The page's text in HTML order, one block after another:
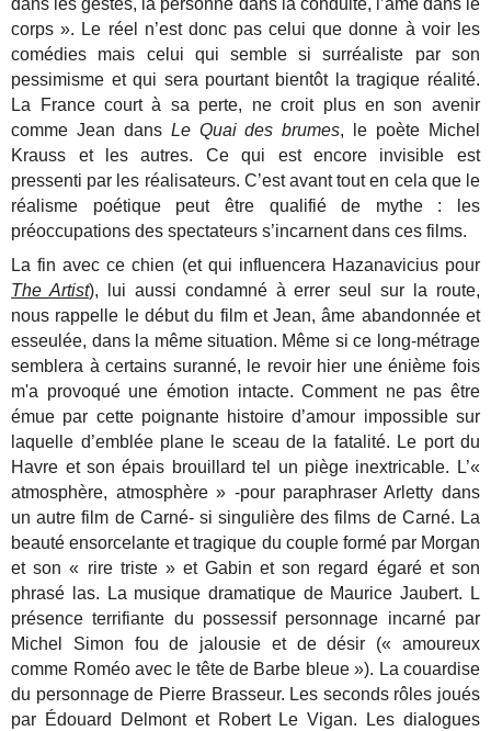
corps ». Le réel n’est donc pas celui que donne à voir les
comédies mais celui qui semble si surréaliste par son
pessimisme et qui sera pourtant bientôt la tragique réalité.
La France court à sa perte, ne croit plus en son avenir
comme Jean dans Le Quai des brumes, le poète Michel
Krauss et les autres. Ce qui est encore invisible est
pressenti par les réalisateurs. C’est avant tout en cela que le
réalisme poétique peut être qualifié de mythe : les
préoccupations des spectateurs s’incarnent dans ces films.
La fin avec ce chien (et qui influencera Hazanavicius pour
The Artist), lui aussi condamné à errer seul sur la route,
nous rappelle le début du film et Jean, âme abandonnée et
esseulée, dans la même situation. Même si ce long-métrage
semblera à certains suranné, le revoir hier une énième fois
m'a provoqué une émotion intacte. Comment ne pas être
émue par cette poignante histoire d’amour impossible sur
laquelle d’emblée plane le sceau de la fatalité. Le port du
Havre et son épais brouillard tel un piège inextricable. L’«
atmosphère, atmosphère » -pour paraphraser Arletty dans
un autre film de Carné- si singulière des films de Carné. La
beauté ensorcelante et tragique du couple formé par Morgan
et son « rire triste » et Gabin et son regard égaré et son
phrasé las. La musique dramatique de Maurice Jaubert. L
présence terrifiante du possessif personnage incarné par
Michel Simon fou de jalousie et de désir (« amoureux
comme Roméo avec le tête de Barbe bleue »). La couardise
du personnage de Pierre Brasseur. Les seconds rôles joués
par Édouard Delmont et Robert Le Vigan. Les dialogues